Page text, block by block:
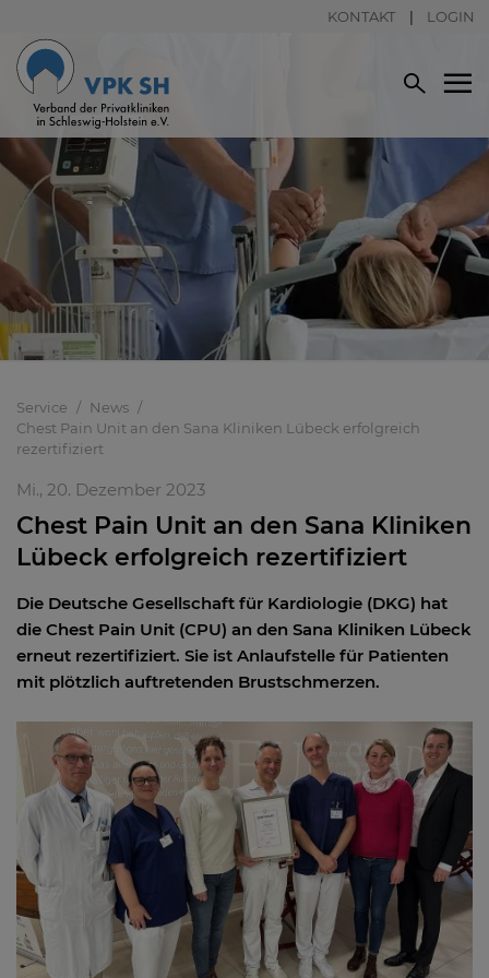
KONTAKT LOGIN
Service
News
Chest Pain Unit an den Sana Kliniken Lübeck erfolgreich
rezertifiziert
Mi., 20. Dezember 2023
Chest Pain Unit an den Sana Kliniken
Lübeck erfolgreich rezertifiziert
Die Deutsche Gesellschaft für Kardiologie (DKG) hat
die Chest Pain Unit (CPU) an den Sana Kliniken Lübeck
erneut rezertifiziert. Sie ist Anlaufstelle für Patienten
mit plötzlich auftretenden Brustschmerzen.